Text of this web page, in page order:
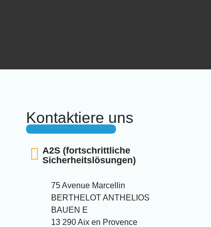
Kontaktiere uns
A2S (fortschrittliche
Sicherheitslösungen)
75 Avenue Marcellin
BERTHELOT ANTHELIOS
BAUEN E
13 290 Aix en Provence